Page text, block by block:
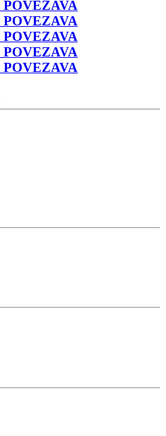
POVEZAVA
POVEZAVA
POVEZAVA
POVEZAVA
POVEZAVA